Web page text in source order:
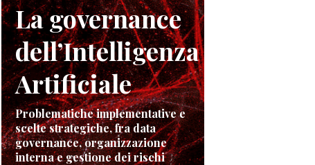
La governance
dell’Intelligenza
Artificiale
Problematiche implementative e
scelte strategiche, fra data
governance, organizzazione
interna e gestione dei rischi